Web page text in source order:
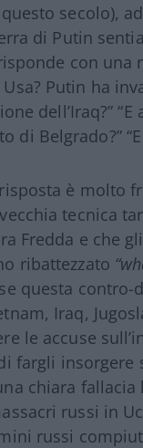
secolo),
di Putin
con una
Putin ha
dell’Iraq?”
di Belgrado?”
è molto
tecnica
Fredda e che
ribattezzato
questa contro-
Iraq,
le accuse
fargli insorgere
chiara fallacia
russi in
russi